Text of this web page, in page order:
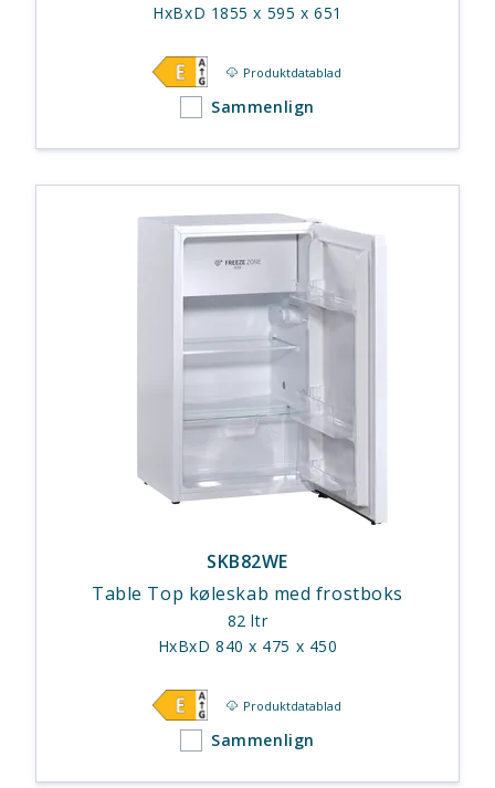
HxBxD 1855 x 595 x 651
Produktdatablad
Sammenlign
SKB82WE
Table Top køleskab med frostboks
82 ltr
HxBxD 840 x 475 x 450
Produktdatablad
Sammenlign